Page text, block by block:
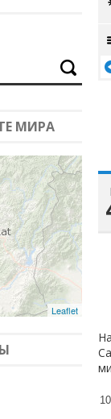
МИРА
Leaflet